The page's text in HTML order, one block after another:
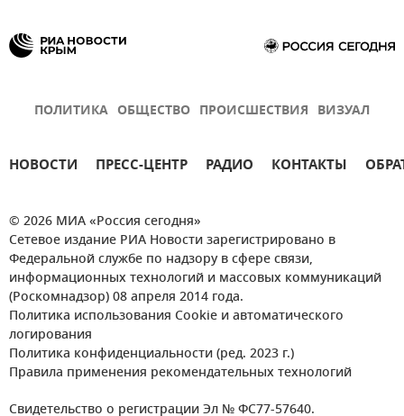
ПОЛИТИКА ОБЩЕСТВО ПРОИСШЕСТВИЯ ВИЗУАЛ
НОВОСТИ ПРЕСС-ЦЕНТР РАДИО КОНТАКТЫ
© 2026 МИА «Россия сегодня»
Сетевое издание РИА Новости зарегистрировано в
Федеральной службе по надзору в сфере связи,
информационных технологий и массовых коммуникаций
(Роскомнадзор) 08 апреля 2014 года.
Политика использования Cookie и автоматического
логирования
Политика конфиденциальности (ред. 2023 г.)
Правила применения рекомендательных технологий
Свидетельство о регистрации Эл № ФС77-57640.